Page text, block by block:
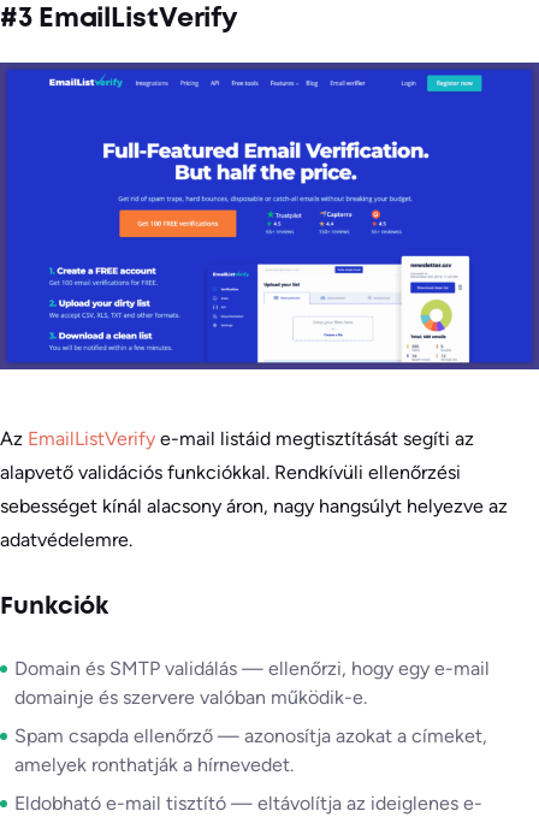
#3 EmailListVerify
Az EmailListVerify e-mail listáid megtisztítását segíti az
alapvető validációs funkciókkal. Rendkívüli ellenőrzési
sebességet kínál alacsony áron, nagy hangsúlyt helyezve az
adatvédelemre.
Funkciók
Domain és SMTP validálás — ellenőrzi, hogy egy e-mail
domainje és szervere valóban működik-e.
Spam csapda ellenőrző — azonosítja azokat a címeket,
amelyek ronthatják a hírnevedet.
Eldobható e-mail tisztító — eltávolítja az ideiglenes e-